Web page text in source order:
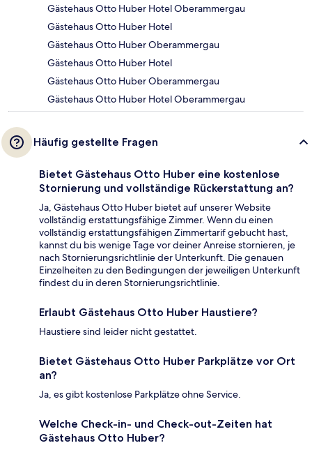
Gästehaus Otto Huber Hotel Oberammergau
Gästehaus Otto Huber Hotel
Gästehaus Otto Huber Oberammergau
Gästehaus Otto Huber Hotel
Gästehaus Otto Huber Oberammergau
Gästehaus Otto Huber Hotel Oberammergau
Häufig gestellte Fragen
Bietet Gästehaus Otto Huber eine kostenlose
Stornierung und vollständige Rückerstattung an?
Ja, Gästehaus Otto Huber bietet auf unserer Website
vollständig erstattungsfähige Zimmer. Wenn du einen
vollständig erstattungsfähigen Zimmertarif gebucht hast,
kannst du bis wenige Tage vor deiner Anreise stornieren, je
nach Stornierungsrichtlinie der Unterkunft. Die genauen
Einzelheiten zu den Bedingungen der jeweiligen Unterkunft
findest du in deren Stornierungsrichtlinie.
Erlaubt Gästehaus Otto Huber Haustiere?
Haustiere sind leider nicht gestattet.
Bietet Gästehaus Otto Huber Parkplätze vor Ort
an?
Ja, es gibt kostenlose Parkplätze ohne Service.
Welche Check-in- und Check-out-Zeiten hat
Gästehaus Otto Huber?